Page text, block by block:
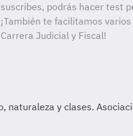
suscribes, podrás hacer test
¡También te facilitamos
Carrera Judicial y Fiscal!